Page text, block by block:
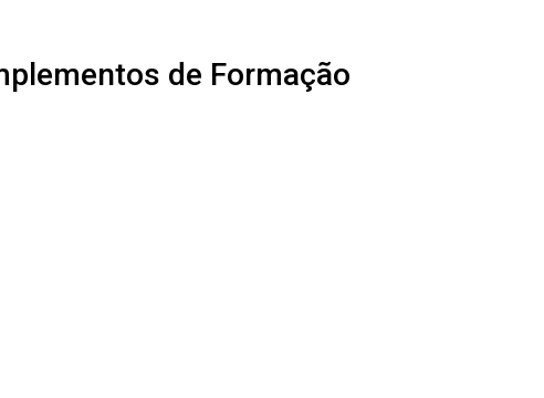
de Formação